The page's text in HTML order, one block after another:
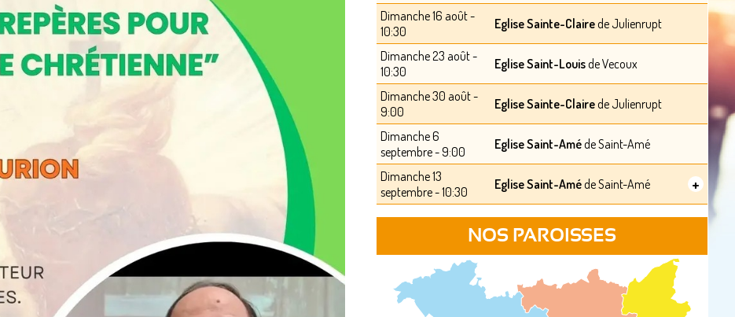
Dimanche 16 août -
10:30
Eglise Sainte-Clairede Julienrupt
Dimanche 23 août -
10:30
Eglise Saint-Louisde Vecoux
Dimanche 30 août -
9:00
Eglise Sainte-Clairede Julienrupt
Dimanche 6
septembre - 9:00
Eglise Saint-Améde Saint-Amé
Dimanche 13
septembre - 10:30
Eglise Saint-Améde Saint-Amé +
NOS PAROISSES